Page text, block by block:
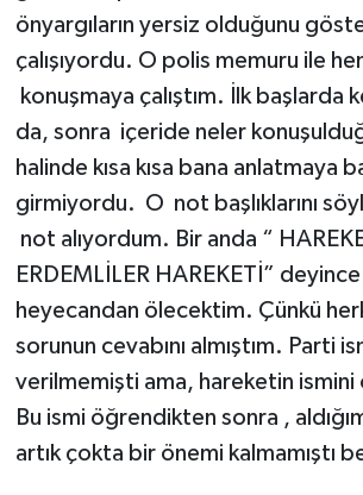
önyargıların yersiz olduğunu
çalışıyordu. O polis memuru ile
konuşmaya çalıştım. İlk başlarda
da, sonra içeride neler
halinde kısa kısa bana anlatmaya
girmiyordu. O not başlıklarını
not alıyordum. Bir anda “
ERDEMLİLER HAREKETİ”
heyecandan ölecektim. Çünkü
sorunun cevabını almıştım. Parti
verilmemişti ama, hareketin
Bu ismi öğrendikten sonra ,
artık çokta bir önemi kalmamıştı